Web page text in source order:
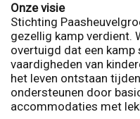
Onze visie
Stichting
gezellig kamp verdient.
overtuigd dat een
vaardigheden van
het leven ontstaan
ondersteunen door
accommodaties met